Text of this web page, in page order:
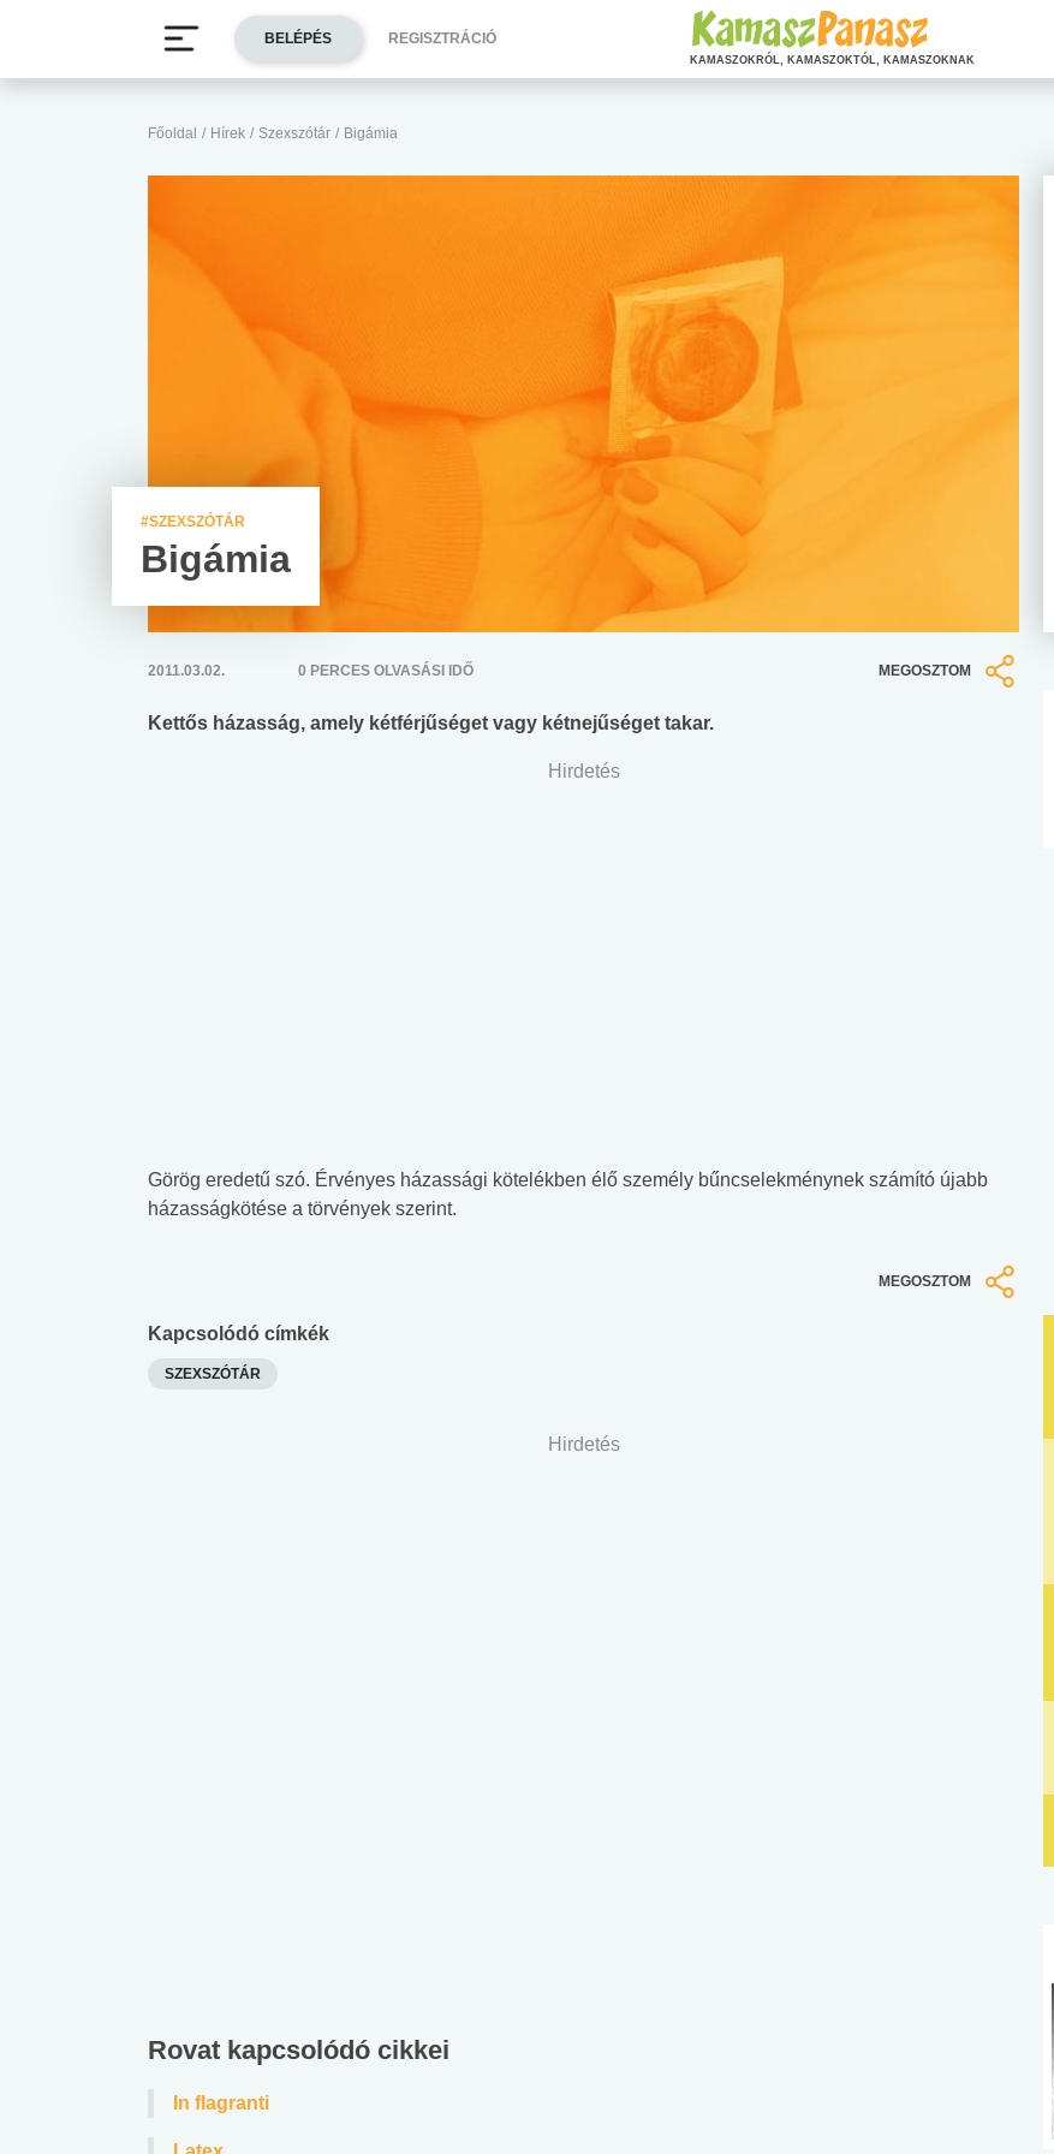
Főoldal / Hírek / Szexszótár / Bigámia
#SZEXSZÓTÁR
Bigámia
2011.03.02. 0 PERCES OLVASÁSI IDŐ MEGOSZTOM
Kettős házasság, amely kétférjűséget vagy kétnejűséget takar.
Hirdetés
Görög eredetű szó. Érvényes házassági kötelékben élő személy bűncselekménynek számító újabb
házasságkötése a törvények szerint.
MEGOSZTOM
Kapcsolódó címkék
SZEXSZÓTÁR
Hirdetés
Rovat kapcsolódó cikkei
In flagranti
BELÉPÉS REGISZTRÁCIÓ
KAMASZOKRÓL, KAMASZOKTÓL, KAMASZOKNAK